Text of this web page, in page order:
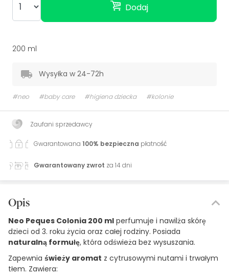
Dodaj
200 ml
Wysyłka w 24-72h
#neo #baby care #higiena dziecka #kolonie
Zaufani sprzedawcy
Gwarantowana 100% bezpieczna płatność
Gwarantowany zwrot za 14 dni
Opis
Neo Peques Colonia 200 ml perfumuje i nawilża skórę
dzieci od 3. roku życia oraz całej rodziny. Posiada
naturalną formułę, która odświeża bez wysuszania.
Zapewnia świeży aromat z cytrusowymi nutami i trwałym
tłem. Zawiera: